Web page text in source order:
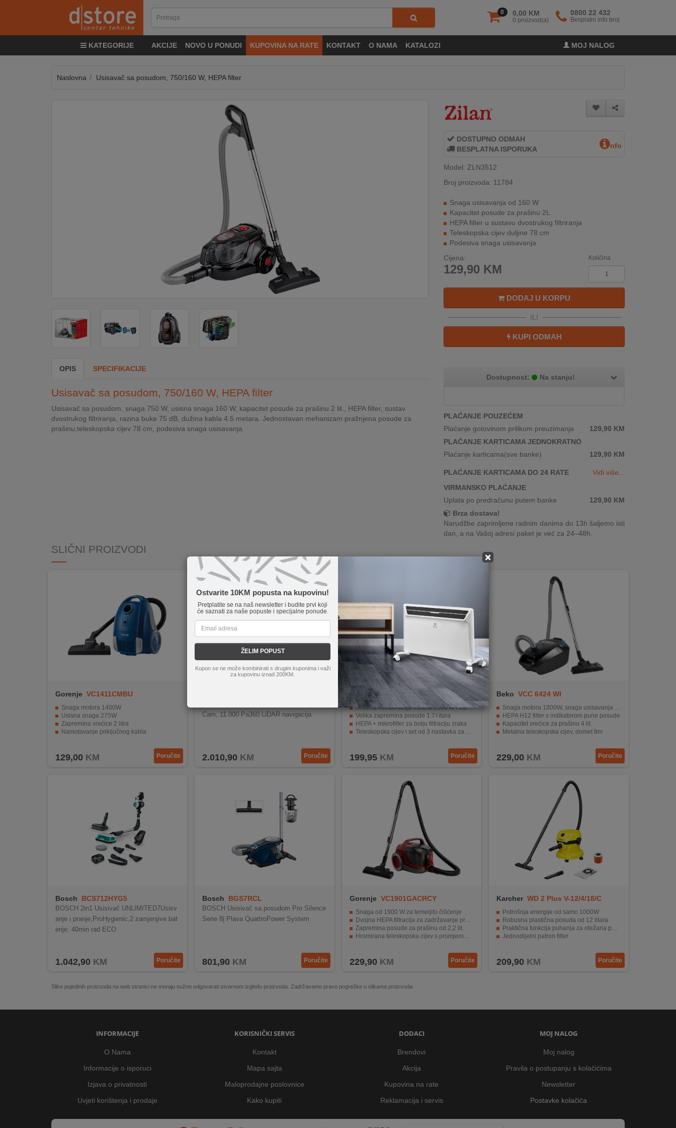
0 0,00 KM
0 proizvod(a)
0800 22 432
Besplatni info broj
KATEGORIJE AKCIJE NOVO U PONUDI KUPOVINA NA RATE KONTAKT O NAMA KATALOZI MOJ NALOG
&
KLIMATIZACIJA
×
Ostvarite 10KM popusta na kupovinu!
Pretplatite se na naš newsletter i budite prvi koji
će saznati za naše popuste i specijalne ponude.
ŽELIM POPUST
Kupon se ne može kombinirati s drugim kuponima i važi
za kupovinu iznad 200KM.
Naslovna Usisavač sa posudom, 750/160 W, HEPA filter
OPIS SPECIFIKACIJE
Usisavač sa posudom, 750/160 W, HEPA filter
Usisavač sa posudom, snaga 750 W, usisna snaga 160 W, kapacitet posude za prašinu 2 lit., HEPA filter, sustav
dvostrukog filtriranja, razina buke 75 dB, dužina kabla 4.5 metara. Jednostavan mehanizam pražnjena posude za
prašinu,teleskopska cijev 78 cm, podesiva snaga usisavanja
DOSTUPNO ODMAH
BESPLATNA ISPORUKA
nfo
Model: ZLN3512
Broj proizvoda: 11784
Snaga usisavanja od 160 W
Kapacitet posude za prašinu 2L
HEPA filter u sustavu dvostrukog filtriranja
Teleskopska cijev duljine 78 cm
Podesiva snaga usisavanja
Cijena:
129,90 KM
Količina
DODAJ U KORPU
ILI
KUPI ODMAH
Dostupnost: Na stanju!
PLAĆANJE POUZEĆEM
Plaćanje gotovinom prilikom preuzimanja
129,90 KM
PLAĆANJE KARTICAMA JEDNOKRATNO
Plaćanje karticama(sve banke)
129,90 KM
PLAĆANJE KARTICAMA DO 24 RATE
Vidi više...
VIRMANSKO PLAĆANJE
Uplata po predračunu putem banke
129,90 KM
Brza dostava!
Narudžbe zaprimljene radnim danima do 13h šaljemo isti
dan, a na Vašoj adresi paket je već za 24–48h.
SLIČNI PROIZVODI
Gorenje VC1411CMBU
Snaga motora 1400W
Usisna snaga 275W
Zapremina vrećice 2 litra
Namotavanje priključnog kabla
129,00 KM Poručite
Cam, 11.000 Pa360 LiDAR navigacija
2.010,90 KM Poručite
Gorenje VC2303SPRCY
Snažna kombinacija motora 2300 W i usisne snage 400 W
Velika zapremina posude 1.7 l itara
HEPA + mikrofilter za bolju filtraciju zraka
Teleskopska cijev i set od 3 nastavka za svestrano čišćenje
199,95KM Poručite
Beko VCC 6424 WI
Snaga motora 1800W, snaga usisavanja 350W
HEPA H12 filter s indikatorom pune posude
Kapacitet vrećice za prašinu 4 lit.
Metalna teleskopska cijev, domet 8m
229,00 KM Poručite
Bosch BCS712HYG5
BOSCH 2in1 Usisivač UNLIMITED7Usisv
anje i pranje,ProHygienic,2 zamjenjive bat
erije, 40min rad ECO
1.042,90 KM Poručite
Bosch BGS7RCL
BOSCH Usisivač sa posudom Pro Silence
Serie 8| Plava QuattroPower System
801,90 KM Poručite
Gorenje VC1901GACRCY
Snaga od 1900 W za temeljito čišćenje
Dvojna HEPA filtracija za zadržavanje prašine i alergena
Zapremina posude za prašinu od 2,2 lit.
Hromirana teleskopska cijev s promjerom 32 mm
229,90 KM Poručite
Karcher WD 2 Plus V-12/4/18/C
Potrošnja energije od samo 1000W
Robusna plastična posuda od 12 litara
Praktična funkcija puhanja za otežana područja
Jednodijelni patron filter
209,90 KM Poručite
Slike pojedinih proizvoda na web stranici ne moraju nužno odgovarati stvarnom izgledu proizvoda. Zadržavamo pravo pogreške u slikama proizvoda.
INFORMACIJE
O Nama
Informacije o isporuci
Izjava o privatnosti
Uvjeti korištenja i prodaje
KORISNIČKI SERVIS
Kontakt
Mapa sajta
Maloprodajne poslovnice
Kako kupiti
DODACI
Brendovi
Akcija
Kupovina na rate
Reklamacija i servis
MOJ NALOG
Moj nalog
Pravila o postupanju s kolačićima
Newsletter
Postavke kolačića